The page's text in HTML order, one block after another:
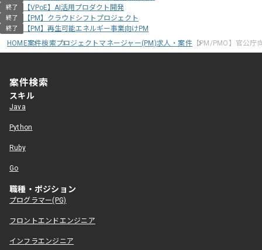
終了 【VPoE】AI活用プロダクト開発
終了 【PM】クラウドシフトプロジェクト
終了
【PM】再生可能エネルギー事業向けPM
HOME案件検索プロジェクトマネージャー(PM)求人・案件【PM/PMO】官公庁
案件検索
スキル
Java
Python
Ruby
Go
職種・ポジション
プログラマー(PG)
フロントエンドエンジニア
インフラエンジニア